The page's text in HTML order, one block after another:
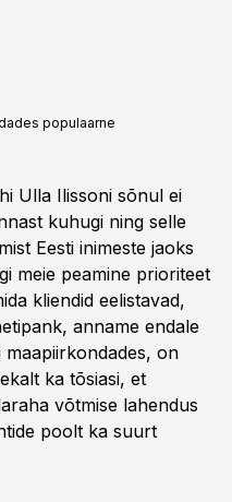
populaarne
Ulla Ilissoni sõnul ei
kuhugi ning selle
Eesti inimeste jaoks
meie peamine prioriteet
kliendid eelistavad,
anname endale
on
ka tõsiasi, et
võtmise lahendus
poolt ka suurt